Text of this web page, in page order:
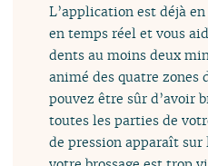
L’application est déjà
en temps réel et vous
dents au moins deux
animé des quatre zones
pouvez être sûr d’avoir
toutes les parties de
de pression apparaît